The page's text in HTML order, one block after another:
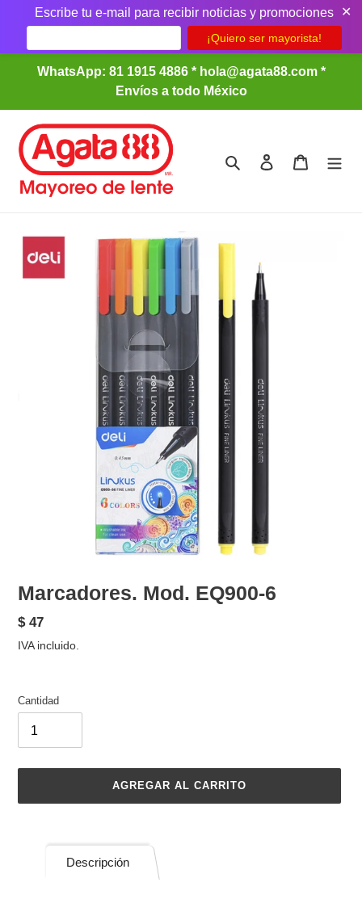
Escribe tu e-mail para recibir noticias y promociones ✕
directamente
contenido
WhatsApp: 81 1915 4886 * hola@agata88.com *
Envíos a todo México
Buscar Ingresar Carrito
Marcadores. Mod. EQ900-6
Precio
habitual
$ 47
IVA incluido.
Cantidad
AGREGAR AL CARRITO
Descripción